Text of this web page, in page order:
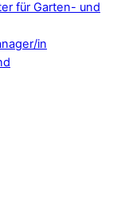
für Garten- und
in